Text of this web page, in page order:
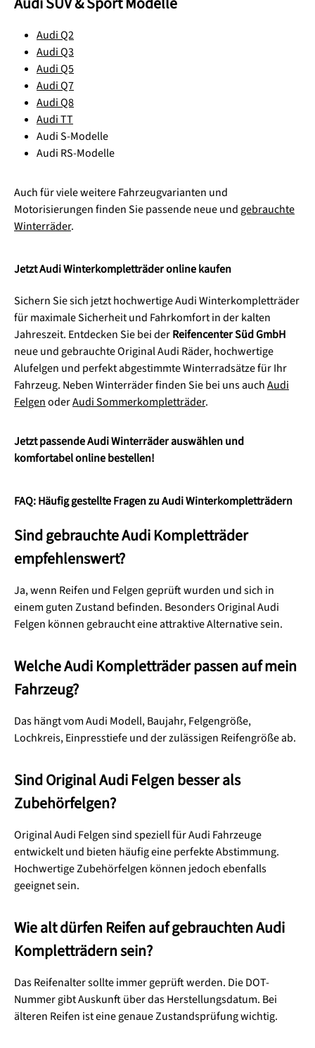
Audi Q2
Audi Q3
Audi Q5
Audi Q7
Audi Q8
Audi TT
Audi S-Modelle
Audi RS-Modelle
Auch für viele weitere Fahrzeugvarianten und
Motorisierungen finden Sie passende neue und gebrauchte
Winterräder.
Jetzt Audi Winterkompletträder online kaufen
Sichern Sie sich jetzt hochwertige Audi Winterkompletträder
für maximale Sicherheit und Fahrkomfort in der kalten
Jahreszeit. Entdecken Sie bei derReifencenter Süd GmbH
neue und gebrauchte Original Audi Räder, hochwertige
Alufelgen und perfekt abgestimmte Winterradsätze für Ihr
Fahrzeug. Neben Winterräder finden Sie bei uns auchAudi
FelgenoderAudi Sommerkompletträder.
Jetzt passende Audi Winterräder auswählen und
komfortabel online bestellen!
FAQ: Häufig gestellte Fragen zu Audi Winterkompletträdern
Sind gebrauchte Audi Kompletträder
empfehlenswert?
Ja, wenn Reifen und Felgen geprüft wurden und sich in
einem guten Zustand befinden. Besonders Original Audi
Felgen können gebraucht eine attraktive Alternative sein.
Welche Audi Kompletträder passen auf mein
Fahrzeug?
Das hängt vom Audi Modell, Baujahr, Felgengröße,
Lochkreis, Einpresstiefe und der zulässigen Reifengröße ab.
Sind Original Audi Felgen besser als
Zubehörfelgen?
Original Audi Felgen sind speziell für Audi Fahrzeuge
entwickelt und bieten häufig eine perfekte Abstimmung.
Hochwertige Zubehörfelgen können jedoch ebenfalls
geeignet sein.
Wie alt dürfen Reifen auf gebrauchten Audi
Kompletträdern sein?
Das Reifenalter sollte immer geprüft werden. Die DOT-
Nummer gibt Auskunft über das Herstellungsdatum. Bei
älteren Reifen ist eine genaue Zustandsprüfung wichtig.